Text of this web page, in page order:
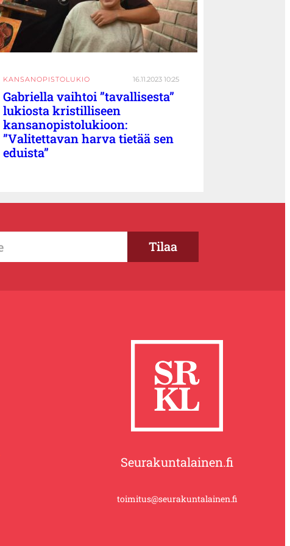
KANSANOPISTOLUKIO 16.11.2023 10:25
Gabriella vaihtoi ”tavallisesta”
lukiosta kristilliseen
kansanopistolukioon:
”Valitettavan harva tietää sen
eduista”
Seurakuntalainen.fi
toimitus@seurakuntalainen.fi